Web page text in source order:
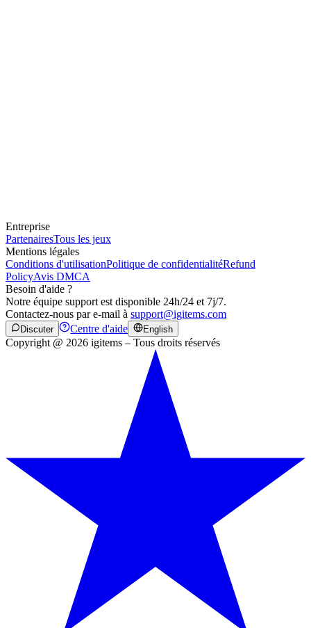
Entreprise
PartenairesTous les jeux
Mentions légales
Conditions d'utilisationPolitique de confidentialitéRefund
PolicyAvis DMCA
Besoin d'aide ?
Notre équipe support est disponible 24h/24 et 7j/7.
Contactez-nous par e-mail à support@igitems.com
Discuter Centre d'aide English
Copyright @ 2026 igitems – Tous droits réservés